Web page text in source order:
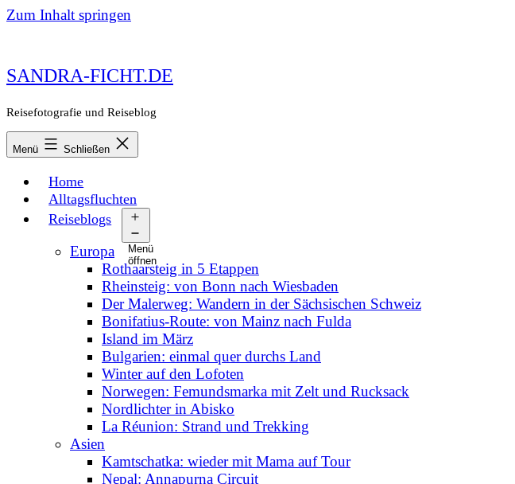
Zum Inhalt springen
SANDRA-FICHT.DE
Reisefotografie und Reiseblog
Menü Schließen
Home
Alltagsfluchten
Reiseblogs
Menü
öffnen
Europa
Rothaarsteig in 5 Etappen
Rheinsteig: von Bonn nach Wiesbaden
Der Malerweg: Wandern in der Sächsischen Schweiz
Bonifatius-Route: von Mainz nach Fulda
Island im März
Bulgarien: einmal quer durchs Land
Winter auf den Lofoten
Norwegen: Femundsmarka mit Zelt und Rucksack
Nordlichter in Abisko
La Réunion: Strand und Trekking
Asien
Kamtschatka: wieder mit Mama auf Tour
Nepal: Annapurna Circuit